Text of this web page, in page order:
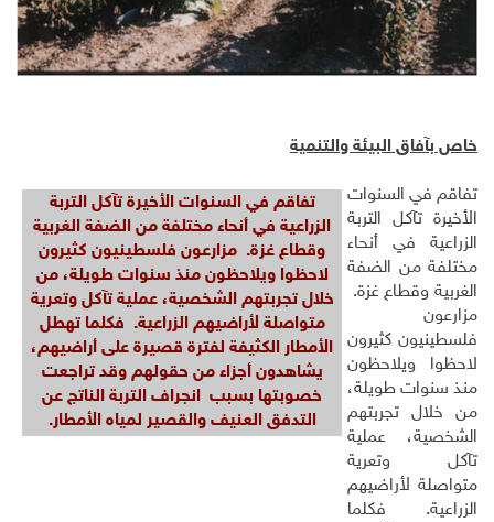
خاص بآفاق البيئة والتنمية
تفاقم في السنوات الأخيرة تآكل التربة
الزراعية في أنحاء مختلفة من الضفة الغربية
وقطاع غزة. مزارعون فلسطينيون كثيرون
لاحظوا ويلاحظون منذ سنوات طويلة، من
خلال تجربتهم الشخصية، عملية تآكل وتعرية
متواصلة لأراضيهم الزراعية. فكلما تهطل
الأمطار الكثيفة لفترة قصيرة على أراضيهم،
يشاهدون أجزاء من حقولهم وقد تراجعت
خصوبتها بسبب انجراف التربة الناتج عن
التدفق العنيف والقصير لمياه الأمطار.
تفاقم في السنوات
الأخيرة تآكل التربة
الزراعية في أنحاء
مختلفة من الضفة
الغربية وقطاع غزة.
مزارعون
فلسطينيون كثيرون
لاحظوا ويلاحظون
منذ سنوات طويلة،
من خلال تجربتهم
الشخصية، عملية
تآكل وتعرية
متواصلة لأراضيهم
الزراعية. فكلما